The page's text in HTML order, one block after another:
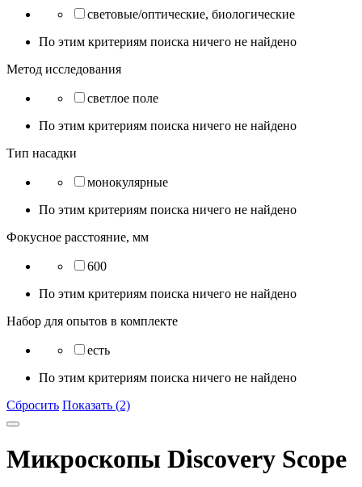
световые/оптические, биологические
По этим критериям поиска ничего не найдено
Метод исследования
светлое поле
По этим критериям поиска ничего не найдено
Тип насадки
монокулярные
По этим критериям поиска ничего не найдено
Фокусное расстояние, мм
600
По этим критериям поиска ничего не найдено
Набор для опытов в комплекте
есть
По этим критериям поиска ничего не найдено
Сбросить Показать (2)
Микроскопы Discovery Scope